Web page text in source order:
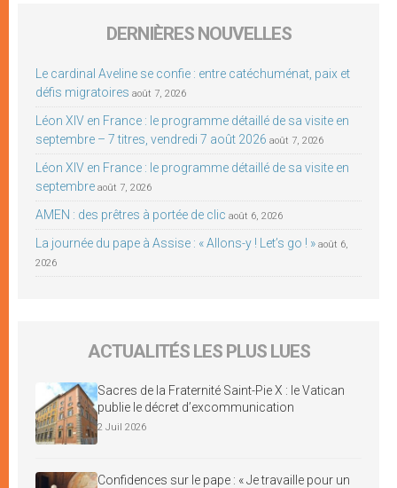
DERNIÈRES NOUVELLES
Le cardinal Aveline se confie : entre catéchuménat, paix et
défis migratoires août 7, 2026
Léon XIV en France : le programme détaillé de sa visite en
septembre – 7 titres, vendredi 7 août 2026 août 7, 2026
Léon XIV en France : le programme détaillé de sa visite en
septembre août 7, 2026
AMEN : des prêtres à portée de clic août 6, 2026
La journée du pape à Assise : « Allons-y ! Let’s go ! » août 6,
2026
ACTUALITÉS LES PLUS LUES
Sacres de la Fraternité Saint-Pie X : le Vatican
publie le décret d’excommunication
2 Juil 2026
Confidences sur le pape : « Je travaille pour un